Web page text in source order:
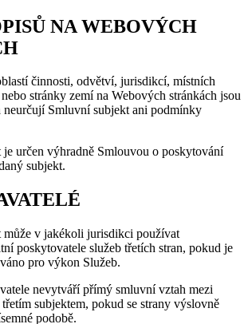
NA WEBOVÝCH
činnosti, odvětví, jurisdikcí, místních
stránky zemí na Webových stránkách jsou
Smluvní subjekt ani podmínky
určen výhradně Smlouvou o poskytování
subjekt.
může v jakékoli jurisdikci používat
poskytovatele služeb třetích stran, pokud je
pro výkon Služeb.
nevytváří přímý smluvní vztah mezi
subjektem, pokud se strany výslovně
podobě.